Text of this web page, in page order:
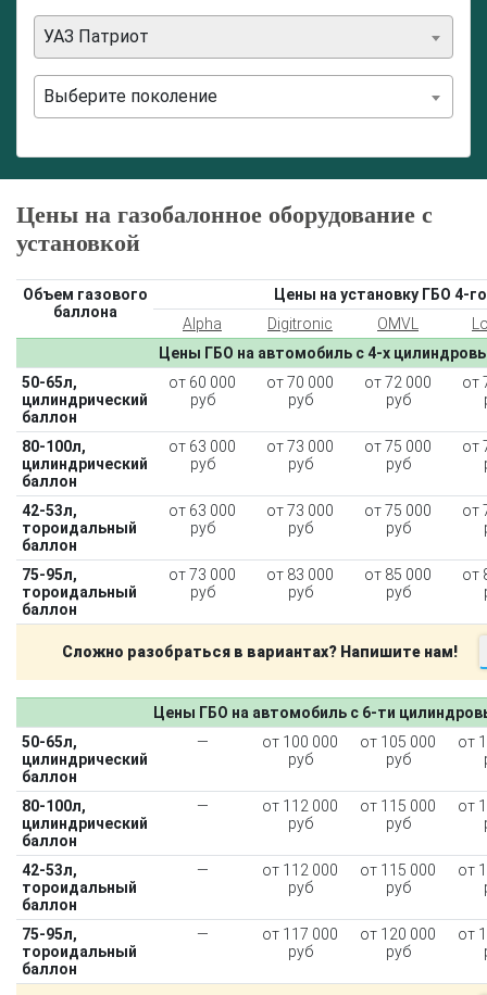
Техобслуживание ГБО
Полная диагностика ГБО
Замена датчика давления
Замена баллона
Регистрация ГБО в ГИБДД
Штрафы в 2026 году
УАЗ Патриот
Выберите поколение
Цены на газобалонное оборудование с
установкой
Объем газового
баллона
Цены на установку ГБО 4-
Alpha
Digitronic OMVL
Цены ГБО на автомобиль с 4-х
50-65л,
цилиндрический
баллон
от 60 000
руб
от 70 000
руб
от 72 000
руб
от
80-100л,
цилиндрический
баллон
от 63 000
руб
от 73 000
руб
от 75 000
руб
от
42-53л,
тороидальный
баллон
от 63 000
руб
от 73 000
руб
от 75 000
руб
от
75-95л,
тороидальный
баллон
от 73 000
руб
от 83 000
руб
от 85 000
руб
от
Сложно разобраться в вариантах? Напишите нам!
Цены ГБО на автомобиль с 6-ти
50-65л,
цилиндрический
баллон
—
от 100 000
руб
от 105 000
руб
от
80-100л,
цилиндрический
баллон
—
от 112 000
руб
от 115 000
руб
от
42-53л,
тороидальный
баллон
—
от 112 000
руб
от 115 000
руб
от
75-95л,
тороидальный
баллон
—
от 117 000
руб
от 120 000
руб
от